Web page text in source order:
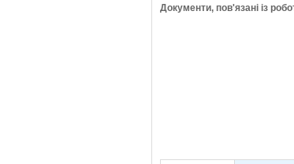
Документи, пов'язані із